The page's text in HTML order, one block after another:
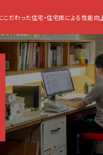
こだわった住宅・住宅医による性能向